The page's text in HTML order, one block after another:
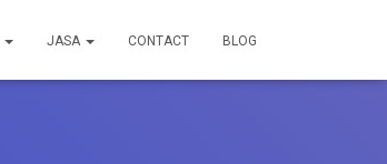
JASA CONTACT BLOG